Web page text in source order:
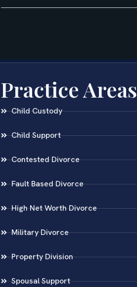
Practice Areas
Child Custody
Child Support
Contested Divorce
Fault Based Divorce
High Net Worth Divorce
Military Divorce
Property Division
Spousal Support